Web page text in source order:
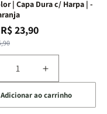
Bíblia
Penkal
| Capa Dura c/ Harpa | -
R$ 23,90
Aumentar
a
quantidade
de
Adicionar ao carrinho